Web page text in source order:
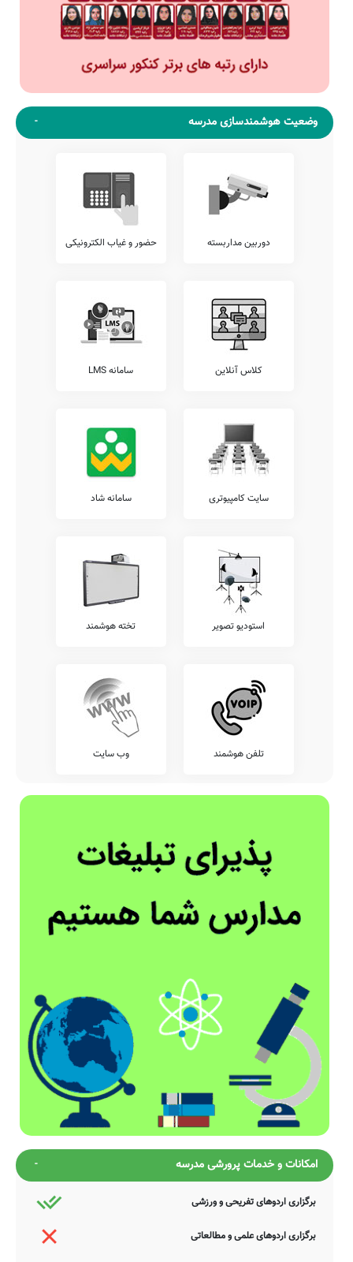
وضعیت هوشمندسازی مدرسه
دوربین مداربسته حضور و غیاب الکترونیکی
کلاس آنلاین سامانه LMS
سایت کامپیوتری سامانه شاد
استودیو تصویر تخته هوشمند
تلفن هوشمند وب سایت
امکانات و خدمات پرورشی مدرسه
برگزاری اردوهای تفریحی و ورزشی
برگزاری اردوهای علمی و مطالعاتی